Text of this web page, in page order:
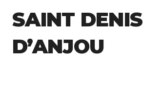
SAINT DENIS
D’ANJOU